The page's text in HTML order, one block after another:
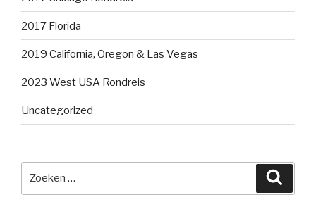
2017 Florida
2019 California, Oregon & Las Vegas
2023 West USA Rondreis
Uncategorized